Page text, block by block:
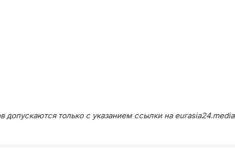
допускаются только с указанием ссылки на eurasia24.media